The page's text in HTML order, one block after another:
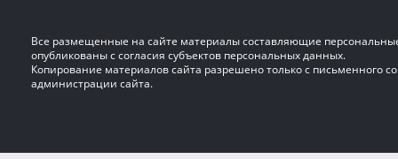
Все размещенные на сайте материалы составляющие
опубликованы с согласия субъектов персональных данных.
Копирование материалов сайта разрешено только с письменного
администрации сайта.